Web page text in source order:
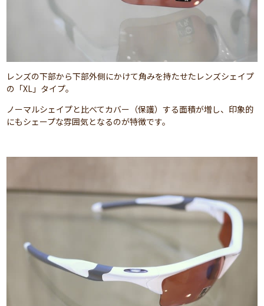
レンズの下部から下部外側にかけて角みを持たせたレンズシェイプ
の「XL」タイプ。
ノーマルシェイプと比べてカバー（保護）する面積が増し、印象的
にもシェープな雰囲気となるのが特徴です。